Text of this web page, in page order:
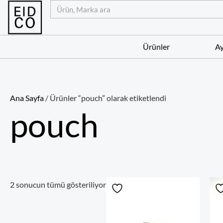
İçeriğe
Ara
Ürünler
Ana Sayfa / Ürünler “pouch” olarak etiketlendi
pouch
2 sonucun tümü gösteriliyor